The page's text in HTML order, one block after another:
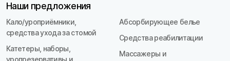
Наши предложения
Кало/уроприёмники,
средства ухода за стомой
Катетеры, наборы,
уропрезервативы и
Абсорбирующее белье
Средства реабилитации
Массажеры и